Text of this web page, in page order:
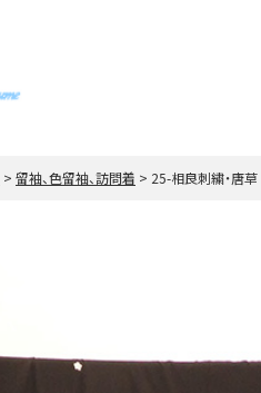
> 留袖、色留袖、訪問着 > 25-相良刺繍・唐草